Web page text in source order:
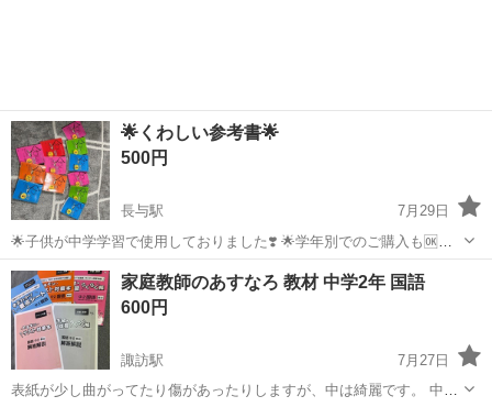
🌟くわしい参考書🌟
500円
長与駅
7月29日
🌟子供が中学学習で使用しておりました❣️ 🌟学年別でのご購入も🆗で
す❣️ 🌟掲載してる金額は、一冊あたり¥500円です。 🌟纏めてのご購入
であれば、12冊¥4,000でお願いします。 一冊あたり¥300円になりま
す。...
長崎 西彼杵郡 長与駅 参考書
家庭教師のあすなろ 教材 中学2年 国語
600円
諏訪駅
7月27日
表紙が少し曲がってたり傷があったりしますが、中は綺麗です。 中2